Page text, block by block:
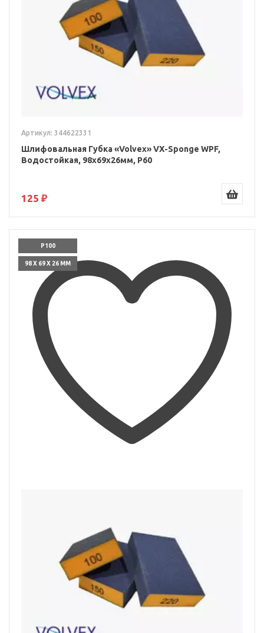
Артикул: 344622331
Шлифовальная Губка «Volvex» VX-Sponge WPF,
Водостойкая, 98x69x26мм, P60
125 ₽
P100
98 X 69 X 26 ММ